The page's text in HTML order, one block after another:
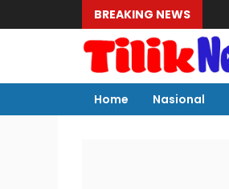
BREAKING NEWS
Home
Nasional